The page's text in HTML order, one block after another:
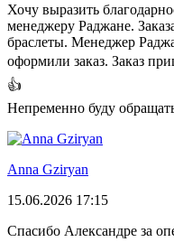
Хочу выразить
менеджеру Раджане.
браслеты. Менеджер
оформили заказ. Заказ
👍
Непременно буду
Anna Gziryan
15.06.2026 17:15
Спасибо Александре за